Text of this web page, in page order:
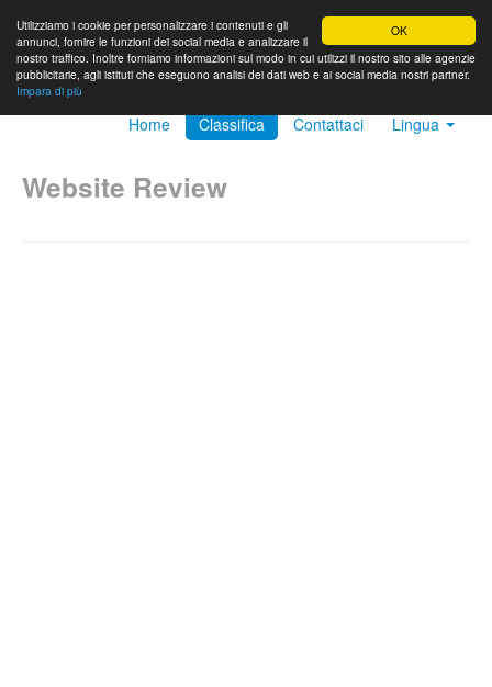
OK
Utilizziamo i cookie per personalizzare i contenuti e gli
annunci, fornire le funzioni dei social media e analizzare il
nostro traffico. Inoltre forniamo informazioni sul modo in cui utilizzi il nostro sito alle agenzie
pubblicitarie, agli istituti che eseguono analisi dei dati web e ai social media nostri partner.
Impara di più
Home Classifica Contattaci Lingua
Website Review